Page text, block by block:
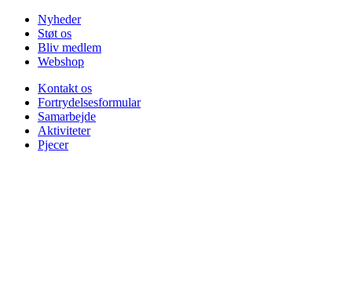
Nyheder
Støt os
Bliv medlem
Webshop
Kontakt os
Fortrydelsesformular
Samarbejde
Aktiviteter
Pjecer